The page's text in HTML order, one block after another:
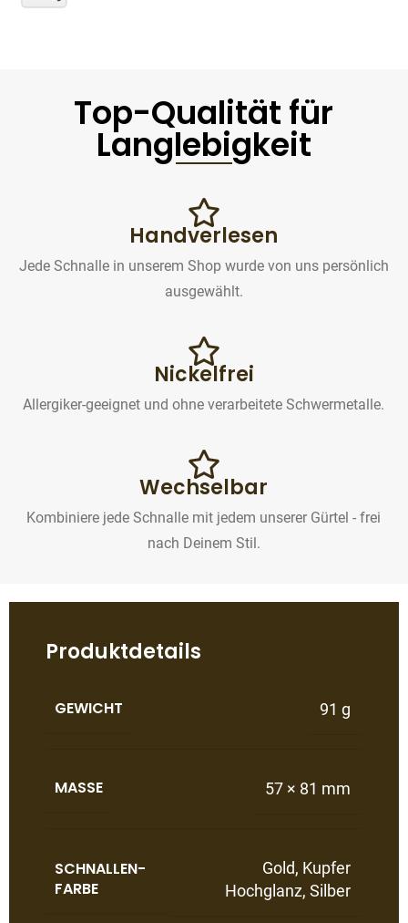
Top-Qualität für
Langlebigkeit
Handverlesen
Jede Schnalle in unserem Shop wurde von uns persönlich
ausgewählt.
Nickelfrei
Allergiker-geeignet und ohne verarbeitete Schwermetalle.
Wechselbar
Kombiniere jede Schnalle mit jedem unserer Gürtel - frei
nach Deinem Stil.
Produktdetails
GEWICHT 91 g
MASSE 57 × 81 mm
SCHNALLEN-
FARBE
Gold, Kupfer
Hochglanz, Silber